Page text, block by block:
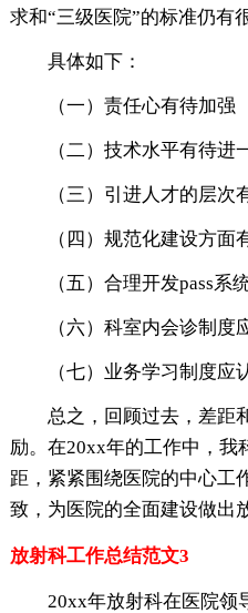
求和“三级医院”的标准仍有
具体如下：
（一）责任心有待加强
（二）技术水平有待进
（三）引进人才的层次
（四）规范化建设方面
（五）合理开发pass系
（六）科室内会诊制度
（七）业务学习制度应
总之，回顾过去，差距
励。在20xx年的工作中，我
距，紧紧围绕医院的中心工
致，为医院的全面建设做出
放射科工作总结范文3
20xx年放射科在医院领